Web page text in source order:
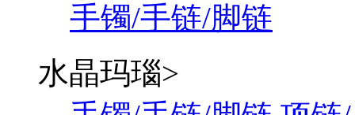
手镯/手链/脚链
水晶玛瑙>